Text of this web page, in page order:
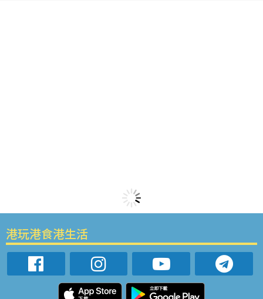
港玩港食港生活